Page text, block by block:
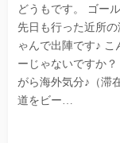
どうもです。 ゴー
先日も行った近所
ゃんで出陣です♪
ーじゃないですか
がら海外気分♪（滞
道をビー…